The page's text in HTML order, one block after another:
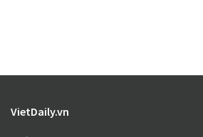
VietDaily.vn